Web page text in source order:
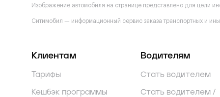
Изображение автомобиля на странице представлено для цели
Ситимобил — информационный сервис заказа транспортных и
Клиентам
Тарифы
Кешбэк программы
Водителям
Стать водителем
Стать водителем /